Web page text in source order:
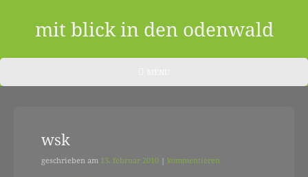
mit blick in den odenwald
blog
dem
odenwald
wsk
geschrieben am 13. februar 2010 | kommentieren